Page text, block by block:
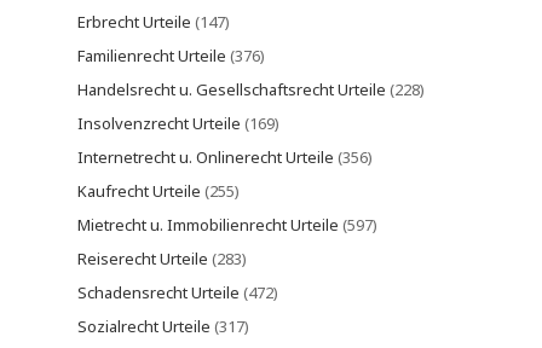
Erbrecht Urteile (147)
Familienrecht Urteile (376)
Handelsrecht u. Gesellschaftsrecht Urteile (228)
Insolvenzrecht Urteile (169)
Internetrecht u. Onlinerecht Urteile (356)
Kaufrecht Urteile (255)
Mietrecht u. Immobilienrecht Urteile (597)
Reiserecht Urteile (283)
Schadensrecht Urteile (472)
Sozialrecht Urteile (317)